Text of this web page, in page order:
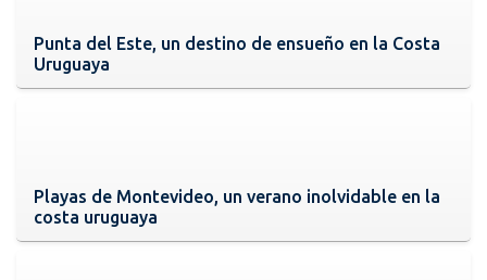
Punta del Este, un destino de ensueño en la Costa
Uruguaya
Playas de Montevideo, un verano inolvidable en la
costa uruguaya